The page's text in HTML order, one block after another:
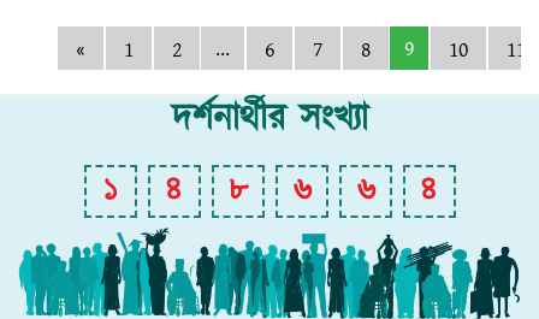
« 1 2 ... 6 7 8 9 10 11
দর্শনার্থীর সংখ্যা
১ ৪ ৮ ৬ ৬ ৪